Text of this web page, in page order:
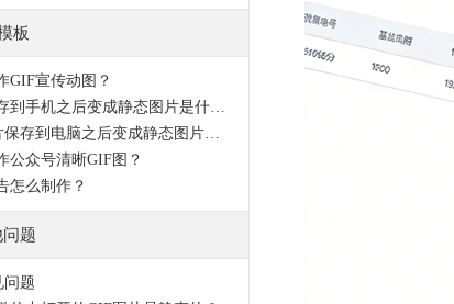
板
GIF宣传动图？
动图保存到手机之后变成静态图片是什么原因？
GIF图片保存到电脑之后变成静态图片是什么原因？
公众号清晰GIF图？
怎么制作？
题
问题